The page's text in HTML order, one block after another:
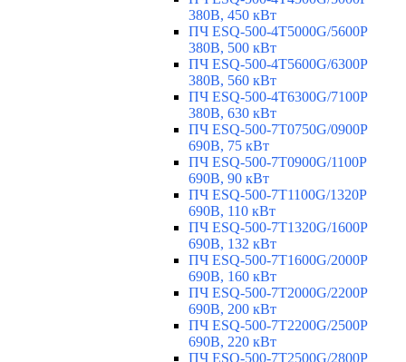
380В, 450 кВт
ПЧ ESQ-500-4T5000G/5600P
380В, 500 кВт
ПЧ ESQ-500-4T5600G/6300P
380В, 560 кВт
ПЧ ESQ-500-4T6300G/7100P
380В, 630 кВт
ПЧ ESQ-500-7T0750G/0900P
690В, 75 кВт
ПЧ ESQ-500-7T0900G/1100P
690В, 90 кВт
ПЧ ESQ-500-7T1100G/1320P
690В, 110 кВт
ПЧ ESQ-500-7T1320G/1600P
690В, 132 кВт
ПЧ ESQ-500-7T1600G/2000P
690В, 160 кВт
ПЧ ESQ-500-7T2000G/2200P
690В, 200 кВт
ПЧ ESQ-500-7T2200G/2500P
690В, 220 кВт
ПЧ ESQ-500-7T2500G/2800P